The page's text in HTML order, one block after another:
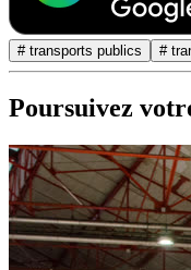
# transports publics #
Poursuivez